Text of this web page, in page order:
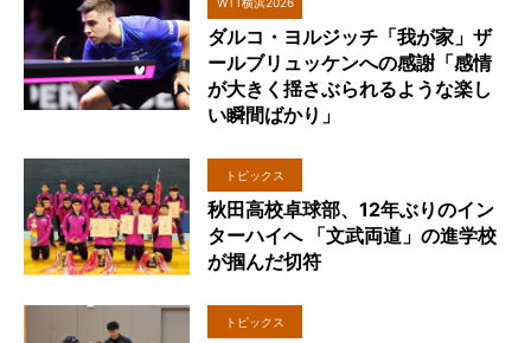
ダルコ・ヨルジッチ「我が家」ザ
ールブリュッケンへの感謝「感情
が大きく揺さぶられるような楽し
い瞬間ばかり」
トピックス
秋田高校卓球部、12年ぶりのイン
ターハイへ 「文武両道」の進学校
が掴んだ切符
トピックス